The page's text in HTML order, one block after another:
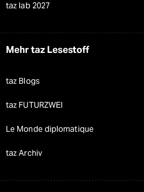
taz lab 2027
Mehr taz Lesestoff
taz Blogs
taz FUTURZWEI
Le Monde diplomatique
taz Archiv